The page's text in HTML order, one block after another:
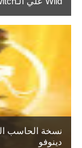
دينوفو